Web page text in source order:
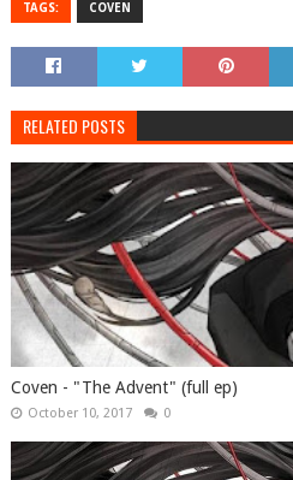
TAGS: COVEN
RELATED POSTS
Coven - "The Advent" (full ep)
October 10, 2017 0